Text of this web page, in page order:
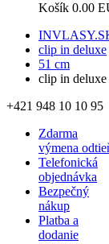
Košík 0.00
clip in deluxe
51 cm
clip in
+421 948 10 10 95
Zdarma
výmena
Telefonická
objednávka
Bezpečný
nákup
Platba a
dodanie